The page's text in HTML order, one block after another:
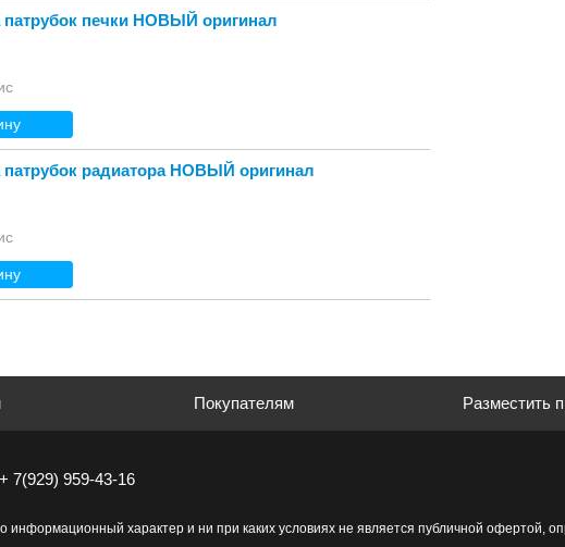
патрубок печки НОВЫЙ оригинал
патрубок радиатора НОВЫЙ оригинал
Покупателям Разместить
7(929) 959-43-16
информационный характер и ни при каких условиях не является публичной офертой,